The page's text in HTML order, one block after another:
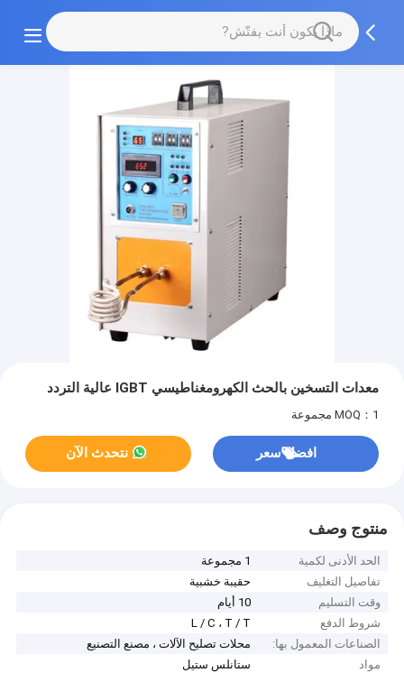
معدات التسخين بالحث الكهرومغناطيسي IGBT عالية التردد
MOQ：1 مجموعة
افضل سعر نتحدث الآن
منتوج وصف
الحد الأدنى لكمية
1 مجموعة
تفاصيل التغليف
حقيبة خشبية
وقت التسليم
10 أيام
شروط الدفع
L / C ، T / T
الصناعات المعمول بها:
محلات تصليح الآلات ، مصنع التصنيع
مواد
ستانلس ستيل